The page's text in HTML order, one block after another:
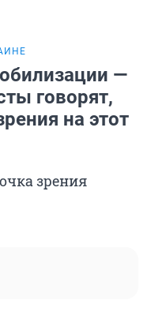
—
говорят,
на этот
зрения